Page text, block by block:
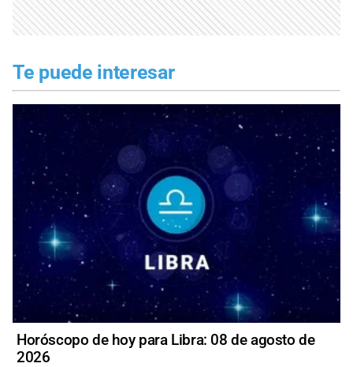
Te puede interesar
Horóscopo de hoy para Libra: 08 de agosto de
2026